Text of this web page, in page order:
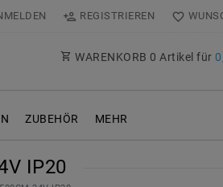
REGISTRIEREN
WARENKORB 0 Artikel für
ZUBEHÖR MEHR
IP20